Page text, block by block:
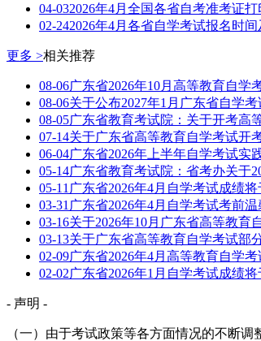
04-032026年4月全国各省自考准考证
02-242026年4月各省自学考试报名时
更多 >相关推荐
08-06广东省2026年10月高等教育自学
08-06关于公布2027年1月广东省自学
08-05广东省教育考试院：关于开考高
07-14关于广东省高等教育自学考试开
06-04广东省2026年上半年自学考试实
05-14广东省教育考试院：省考办关于
05-11 广东省2026年4月自学考试成绩
03-31 广东省2026年4月自学考试考前
03-16关于2026年10月广东省高等教育
03-13关于广东省高等教育自学考试部
02-09广东省2026年4月高等教育自学
02-02广东省2026年1月自学考试成绩
- 声明 -
（一）由于考试政策等各方面情况的不断